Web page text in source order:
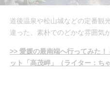
道後温泉や松山城などの定番観
違った、素朴でのどかな雰囲気
>> 愛媛の最南端へ行ってみた
ット「高茂岬」（ライター：ち